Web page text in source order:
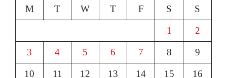
M
T W T F S S
1 2
3 4 5 6 7 8 9
10 11 12 13 14 15 16